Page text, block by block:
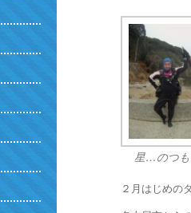
星…のつ
２月はじめの